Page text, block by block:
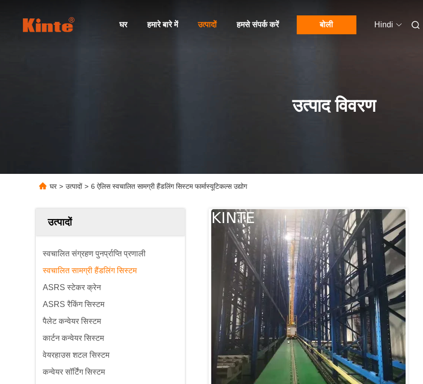
घर हमारे बारे में उत्पादों हमसे संपर्क करें बोली Hindi
उत्पाद विवरण
घर > उत्पादों > 6 ऐलिस स्वचालित सामग्री हैंडलिंग सिस्टम फार्मास्यूटिकल्स उद्योग
उत्पादों
स्वचालित संग्रहण पुनर्प्राप्ति प्रणाली
स्वचालित सामग्री हैंडलिंग सिस्टम
ASRS स्टेकर क्रेन
ASRS रैकिंग सिस्टम
पैलेट कन्वेयर सिस्टम
कार्टन कन्वेयर सिस्टम
वेयरहाउस शटल सिस्टम
कन्वेयर सॉर्टिंग सिस्टम